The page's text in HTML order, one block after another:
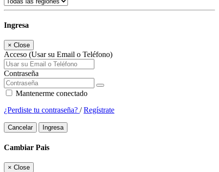
Ingresa
× Close
Acceso (Usar su Email o Teléfono)
Contraseña
Mantenerme conectado
¿Perdiste tu contraseña? /Regístrate
Cancelar Ingresa
Cambiar Pais
× Close